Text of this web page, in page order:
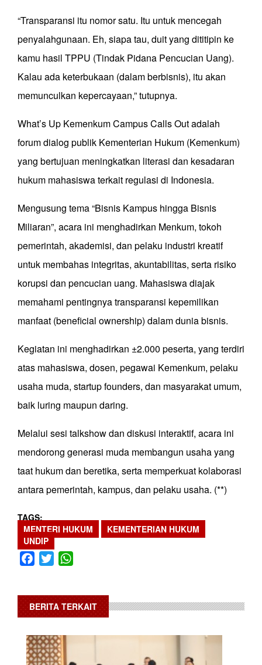
“Transparansi itu nomor satu. Itu untuk mencegah
penyalahgunaan. Eh, siapa tau, duit yang dititipin ke
kamu hasil TPPU (Tindak Pidana Pencucian Uang).
Kalau ada keterbukaan (dalam berbisnis), itu akan
memunculkan kepercayaan,” tutupnya.
What’s Up Kemenkum Campus Calls Out adalah
forum dialog publik Kementerian Hukum (Kemenkum)
yang bertujuan meningkatkan literasi dan kesadaran
hukum mahasiswa terkait regulasi di Indonesia.
Mengusung tema “Bisnis Kampus hingga Bisnis
Miliaran”, acara ini menghadirkan Menkum, tokoh
pemerintah, akademisi, dan pelaku industri kreatif
untuk membahas integritas, akuntabilitas, serta risiko
korupsi dan pencucian uang. Mahasiswa diajak
memahami pentingnya transparansi kepemilikan
manfaat (beneficial ownership) dalam dunia bisnis.
Kegiatan ini menghadirkan ±2.000 peserta, yang terdiri
atas mahasiswa, dosen, pegawai Kemenkum, pelaku
usaha muda, startup founders, dan masyarakat umum,
baik luring maupun daring.
Melalui sesi talkshow dan diskusi interaktif, acara ini
mendorong generasi muda membangun usaha yang
taat hukum dan beretika, serta memperkuat kolaborasi
antara pemerintah, kampus, dan pelaku usaha. (**)
TAGS
MENTERI HUKUM
KEMENTERIAN HUKUM
UNDIP
Facebook
Twitter
BERITA TERKAIT